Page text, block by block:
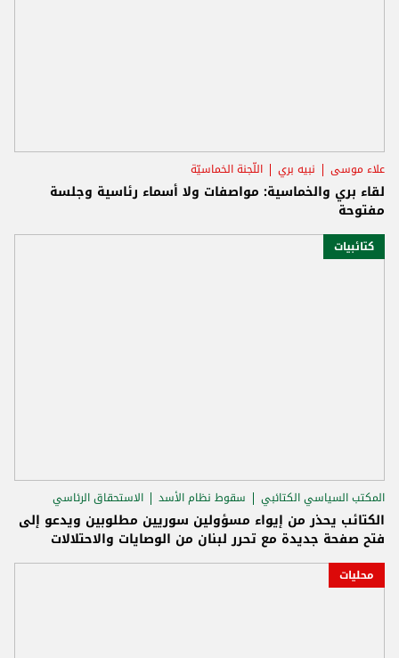
علاء موسى نبيه بري اللّجنة الخماسيّة
لقاء بري والخماسية: مواصفات ولا أسماء رئاسية وجلسة
مفتوحة
كتائبيات
المكتب السياسي الكتائبي سقوط نظام الأسد الاستحقاق الرئاسي
الكتائب يحذر من إيواء مسؤولين سوريين مطلوبين ويدعو إلى
فتح صفحة جديدة مع تحرر لبنان من الوصايات والاحتلالات
محليات